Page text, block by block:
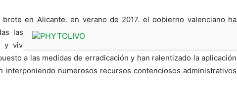
en Alicante, en verano de 2017, el gobierno valenciano ha
las asociaciones agrarias valencianas, de las organizaciones
viveristas a la Federación de Cooperativas, excepto ASAJA
a las medidas de erradicación y han ralentizado la aplicación
interponiendo numerosos recursos contenciosos administrativos